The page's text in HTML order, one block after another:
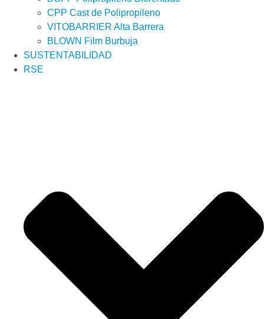
CPP Cast de Polipropileno
VITOBARRIER Alta Barrera
BLOWN Film Burbuja
SUSTENTABILIDAD
RSE